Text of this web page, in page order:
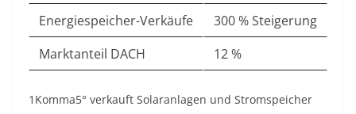
Energiespeicher-Verkäufe
300 % Steigerung
Marktanteil DACH
12 %
1Komma5° verkauft Solaranlagen und Stromspeicher